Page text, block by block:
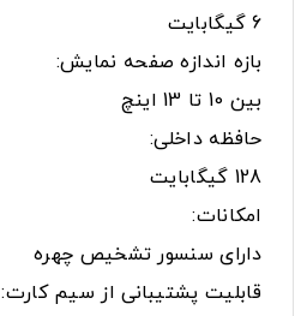
6 گیگابایت
بازه اندازه صفحه نمایش:
بین 10 تا 13 اینچ
حافظه داخلی:
128 گیگابایت
امکانات:
دارای سنسور تشخیص چهره
قابلیت پشتیبانی از سیم کارت: